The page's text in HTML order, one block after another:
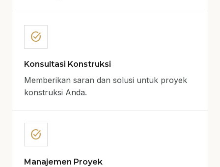
task_alt
Konsultasi Konstruksi
Memberikan saran dan solusi untuk proyek
konstruksi Anda.
task_alt
Manajemen Proyek